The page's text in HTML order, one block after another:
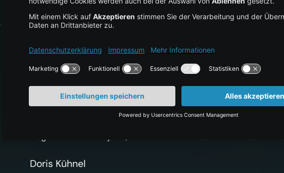
ERP-Systems auf die Centron-
an alle Beteiligten für den erfolgreichen Umzug und für die angenehme